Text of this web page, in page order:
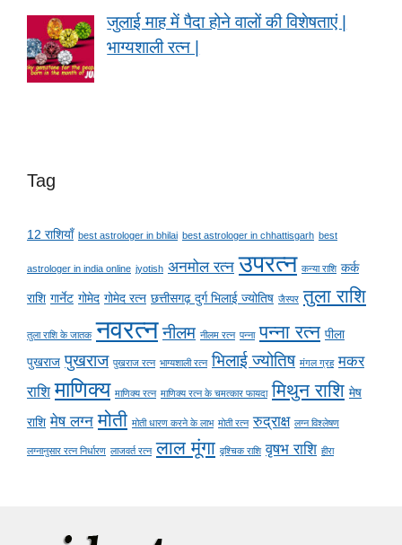
जुलाई माह में पैदा होने वालों की विशेषताएं |
भाग्यशाली रत्न |
Tag
12 राशियाँ best astrologer in bhilai best astrologer in chhattisgarh best
astrologer in india online jyotish अनमोल रत्न उपरत्न कन्या राशि कर्क
राशि गार्नेट गोमेद गोमेद रत्न छत्तीसगढ़ दुर्ग भिलाई ज्योतिष जैस्पर तुला राशि
तुला राशि के जातक नवरत्न नीलम नीलम रत्न पन्ना पन्ना रत्न पीला
पुखराज पुखराज पुखराज रत्न भाग्यशाली रत्न भिलाई ज्योतिष मंगल ग्रह मकर
राशि माणिक्य माणिक्य रत्न माणिक्य रत्न के चमत्कार फायदा मिथुन राशि मेष
राशि मेष लग्न मोती मोती धारण करने के लाभ मोती रत्न रुद्राक्ष लग्न विश्लेषण
लग्नानुसार रत्न निर्धारण लाजवर्त रत्न लाल मूंगा वृश्चिक राशि वृषभ राशि हीरा